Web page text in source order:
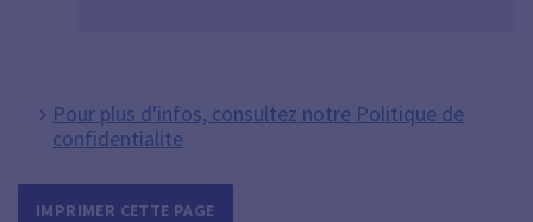
Pour plus d'infos, consultez notre Politique de
confidentialite
IMPRIMER CETTE PAGE